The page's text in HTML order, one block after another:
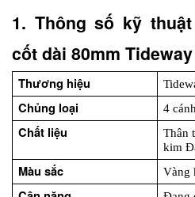
1. Thông số kỹ
cốt dài 80mm Tideway
Thương hiệu
Chủng loại 4
Chất liệu
Thân
kim
Màu sắc Vàng